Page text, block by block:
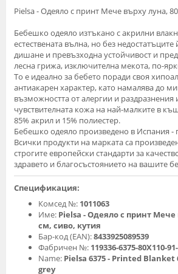
Pielsa - Одеяло с принт Мече върху луна,
Бебешко одеяло изтъкано с акрилни
естествената вълна, но без недостатъците
дишане и превъзходна устойчивост и
лесна грижа, изключителна мекота, по-
То е идеално за бебето поради своя
антиакарен характер, като намалява до
възможността от алергии и раздразнения
чувствителната кожа на най-малките в
85% акрил и 15% полиестер.
Бебешко одеяло произведено в Испания -
Всички продукти на марката са
строгите европейски стандарти за
здравето и благосъстоянието на вашите
Спецификация:
Комсед №: 1011063
Име: Pielsa - Одеяло с принт Мече
см, сиво, кутия
Бар-код (EAN):8433925089539
Фабричен №: 119336-6375-80X110-
Name: Pielsa 6375 - Printed Blanket
grey